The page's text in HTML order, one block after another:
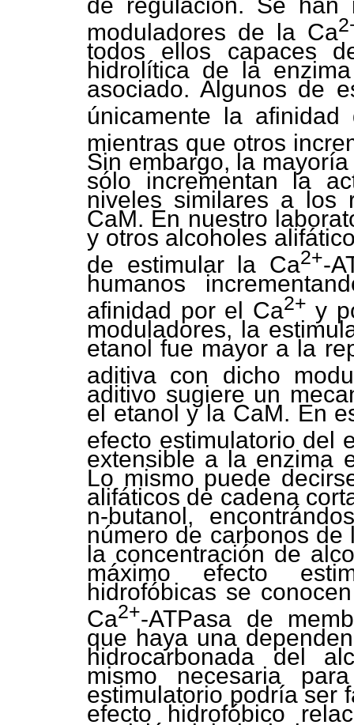
moduladores de la Ca
todos ellos capaces
hidrolítica de la
asociado. Algunos de
únicamente la
mientras que otros
Sin embargo, la
sólo incrementan la
niveles similares a los
CaM. En nuestro
y otros alcoholes
de estimular la Ca2+-
humanos
afinidad por el Ca2+ y
moduladores, la
etanol fue mayor a la
aditiva con dicho
aditivo sugiere un
el etanol y la CaM. En
efecto estimulatorio del
extensible a la enzima
Lo mismo puede
alifáticos de cadena
n-butanol,
número de carbonos
la concentración de
máximo efecto
hidrofóbicas se
Ca2+-ATPasa de
que haya una
hidrocarbonada del
mismo necesaria
estimulatorio podría ser
efecto hidrofóbico